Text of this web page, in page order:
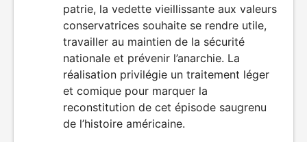
patrie, la vedette vieillissante aux valeurs
conservatrices souhaite se rendre utile,
travailler au maintien de la sécurité
nationale et prévenir l’anarchie. La
réalisation privilégie un traitement léger
et comique pour marquer la
reconstitution de cet épisode saugrenu
de l’histoire américaine.